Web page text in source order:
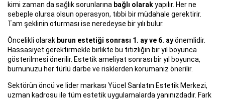
kimi zaman da sağlık sorunlarına bağlı olarakyapılır. Her ne
sebeple olursa olsun operasyon, tıbbi bir müdahale gerektirir.
Tam şeklinin oturması ise neredeyse bir yılı bulur.
Öncelikli olarak burun estetiği sonrası 1. ay ve 6. ayönemlidir.
Hassasiyet gerektirmekle birlikte bu titizliğin bir yıl boyunca
gösterilmesi önerilir. Estetik ameliyat sonrası bir yıl boyunca,
burnunuzu her türlü darbe ve risklerden korumanız önerilir.
Sektörün öncü ve lider markası Yücel Sarılatın Estetik Merkezi,
uzman kadrosu ile tüm estetik uygulamalarda yanınızdadır. Fark